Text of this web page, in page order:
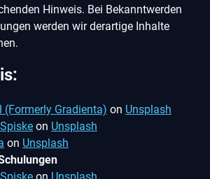
Hinweis. Bei Bekanntwerden
werden wir derartige Inhalte
(Formerly Gradienta) on Unsplash
on Unsplash
on Unsplash